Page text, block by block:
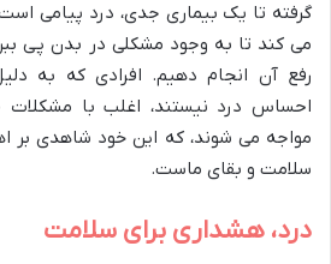
گرفته تا یک بیماری جدی، درد پیامی
می کند تا به وجود مشکلی در بدن پی
رفع آن انجام دهیم. افرادی که به
احساس درد نیستند، اغلب با
مواجه می شوند، که این خود شاهدی بر
سلامت و بقای ماست.
درد، هشداری برای سلامت